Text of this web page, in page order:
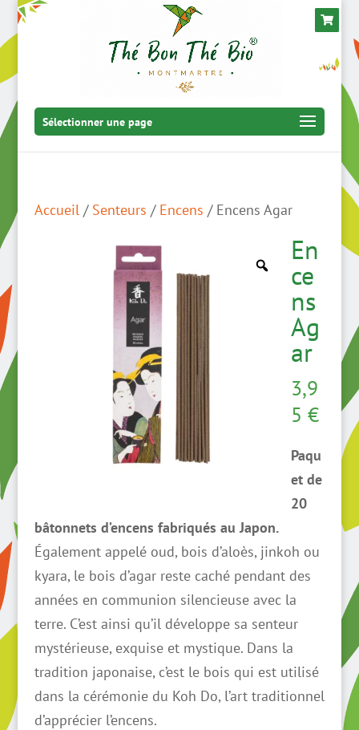
Sélectionner une page
Accueil/ Senteurs / Encens / Encens Agar
En
ce
ns
Ag
ar
3,9
5 €
Paqu
et de
20
bâtonnets d’encens fabriqués au Japon.
Également appelé oud, bois d’aloès, jinkoh ou
kyara, le bois d’agar reste caché pendant des
années en communion silencieuse avec la
terre. C’est ainsi qu’il développe sa senteur
mystérieuse, exquise et mystique. Dans la
tradition japonaise, c’est le bois qui est utilisé
dans la cérémonie du Koh Do, l’art traditionnel
d’apprécier l’encens.